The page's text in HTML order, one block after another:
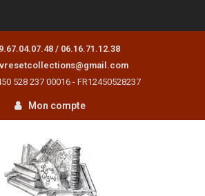
/ 06.16.71.12.38
528 237 00016 - FR12450528237
Mon compte